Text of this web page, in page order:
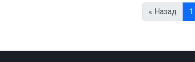
« Назад 1